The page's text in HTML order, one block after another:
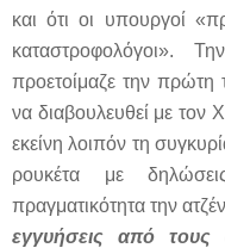
και ότι οι υπουργοί
καταστροφολόγοι».
προετοίμαζε την πρώτη
να διαβουλευθεί με
εκείνη λοιπόν τη
ρουκέτα με
πραγματικότητα την
εγγυήσεις από